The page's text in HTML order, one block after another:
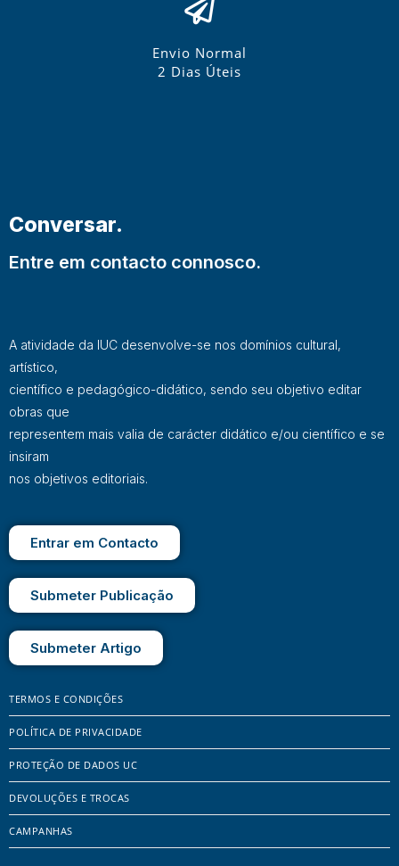
Envio Normal
2 Dias Úteis
Conversar.
Entre em contacto connosco.
A atividade da IUC desenvolve-se nos domínios cultural,
artístico,
científico e pedagógico-didático, sendo seu objetivo editar
obras que
representem mais valia de carácter didático e/ou científico e se
insiram
nos objetivos editoriais.
Entrar em Contacto
Submeter Publicação
Submeter Artigo
TERMOS E CONDIÇÕES
POLÍTICA DE PRIVACIDADE
PROTEÇÃO DE DADOS UC
DEVOLUÇÕES E TROCAS
CAMPANHAS